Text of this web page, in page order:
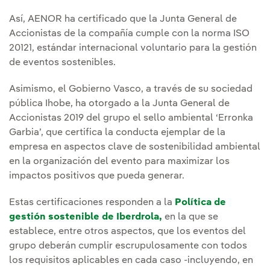
Así, AENOR ha certificado que la Junta General de
Accionistas de la compañía cumple con la norma ISO
20121, estándar internacional voluntario para la gestión
de eventos sostenibles.
Asimismo, el Gobierno Vasco, a través de su sociedad
pública Ihobe, ha otorgado a la Junta General de
Accionistas 2019 del grupo el sello ambiental ‘Erronka
Garbia’, que certifica la conducta ejemplar de la
empresa en aspectos clave de sostenibilidad ambiental
en la organización del evento para maximizar los
impactos positivos que pueda generar.
Estas certificaciones responden a la Política de
gestión sostenible de Iberdrola, en la que se
establece, entre otros aspectos, que los eventos del
grupo deberán cumplir escrupulosamente con todos
los requisitos aplicables en cada caso -incluyendo, en